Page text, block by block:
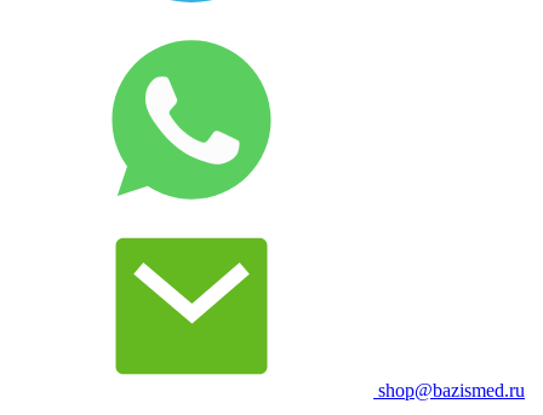
shop@bazismed.ru